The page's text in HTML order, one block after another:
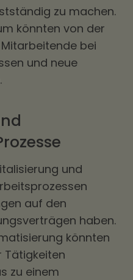
zu machen.
könnten von der
bei
und neue
und
auf den
haben.
könnten
Tätigkeiten
zu einem